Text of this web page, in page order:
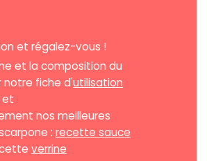
et régalez-vous !
et la composition du
notre fiche d'utilisation
et
nos meilleures
: recette sauce
verrine